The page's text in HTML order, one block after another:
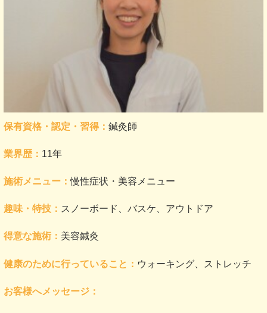
保有資格・認定・習得： 鍼灸師
業界歴： 11年
施術メニュー：慢性症状・美容メニュー
趣味・特技： スノーボード、バスケ、アウトドア
得意な施術： 美容鍼灸
健康のために行っていること： ウォーキング、ストレッチ
お客様へメッセージ：